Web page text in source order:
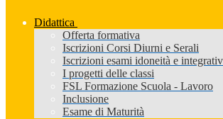
Didattica
Offerta formativa
Iscrizioni Corsi Diurni e Serali
Iscrizioni esami idoneità e
I progetti delle classi
FSL Formazione Scuola - Lavoro
Inclusione
Esame di Maturità